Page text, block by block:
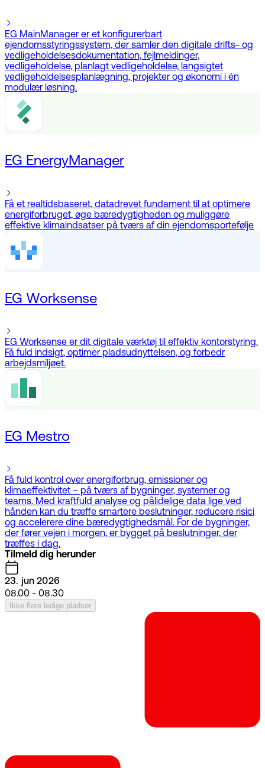
EG MainManager er et konfigurerbart
ejendomsstyringssystem, der samler den digitale drifts- og
vedligeholdelsesdokumentation, fejlmeldinger,
vedligeholdelse, planlagt vedligeholdelse, langsigtet
vedligeholdelsesplanlægning, projekter og økonomi i én
modulær løsning.
EG EnergyManager
Få et realtidsbaseret, datadrevet fundament til at optimere
energiforbruget, øge bæredygtigheden og muliggøre
effektive klimaindsatser på tværs af din ejendomsportefølje
EG Worksense
EG Worksense er dit digitale værktøj til effektiv kontorstyring.
Få fuld indsigt, optimer pladsudnyttelsen, og forbedr
arbejdsmiljøet.
EG Mestro
Få fuld kontrol over energiforbrug, emissioner og
klimaeffektivitet – på tværs af bygninger, systemer og
teams. Med kraftfuld analyse og pålidelige data lige ved
hånden kan du træffe smartere beslutninger, reducere risici
og accelerere dine bæredygtighedsmål. For de bygninger,
der fører vejen i morgen, er bygget på beslutninger, der
træffes i dag.
Tilmeld dig herunder
23. jun 2026
08.00 - 08.30
Ikke flere ledige pladser